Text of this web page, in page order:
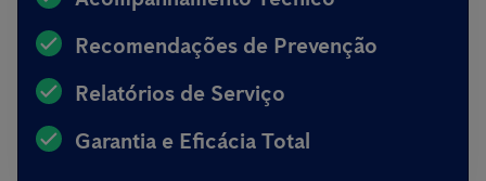
Recomendações de Prevenção
Relatórios de Serviço
Garantia e Eficácia Total